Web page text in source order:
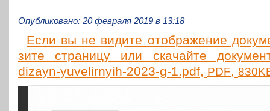
Опубликовано: 20 февраля 2019 в 13:18
Если вы не видите отоб­ра­же­ние
зи­те стра­ни­цу или ска­чай­те
dizayn-yuvelirnyih-2023-g‑1.pdf, PDF,